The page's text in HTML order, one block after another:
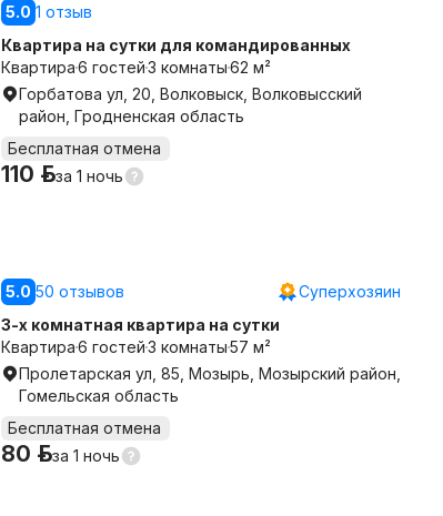
5.0 1 отзыв
Квартира на сутки для командированных
Квартира6 гостей3 комнаты62 м²
Горбатова ул, 20, Волковыск, Волковысский
район, Гродненская область
Бесплатная отмена
110 р.за 1 ночь
5.0 50 отзывов
Суперхозяин
3-х комнатная квартира на сутки
Квартира6 гостей3 комнаты57 м²
Пролетарская ул, 85, Мозырь, Мозырский район,
Гомельская область
Бесплатная отмена
80 р.за 1 ночь